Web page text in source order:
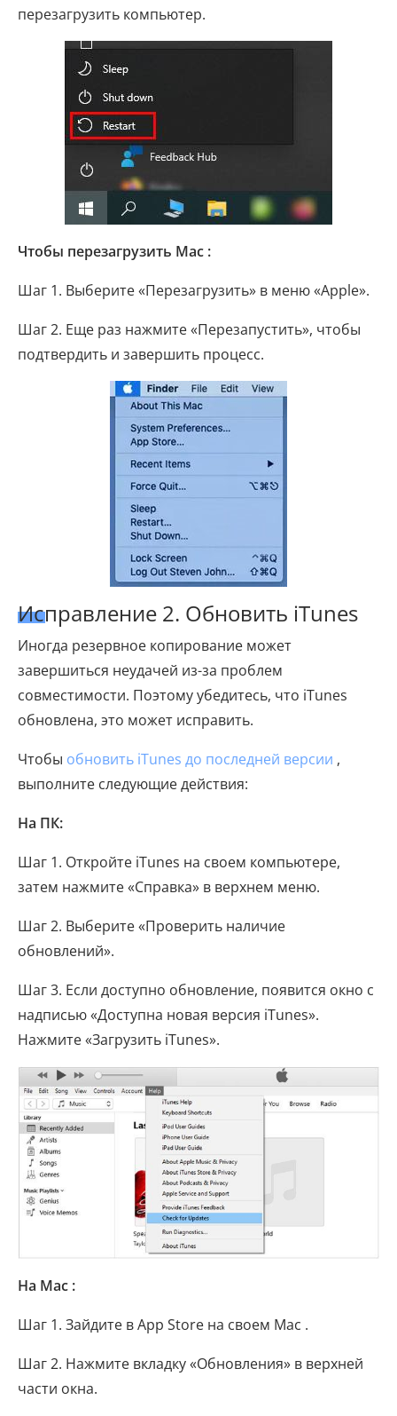
перезагрузить компьютер.
Чтобы перезагрузить Mac :
Шаг 1. Выберите «Перезагрузить» в меню «Apple».
Шаг 2. Еще раз нажмите «Перезапустить», чтобы
подтвердить и завершить процесс.
Исправление 2. Обновить iTunes
Иногда резервное копирование может
завершиться неудачей из-за проблем
совместимости. Поэтому убедитесь, что iTunes
обновлена, это может исправить.
Чтобы обновить iTunes до последней версии ,
выполните следующие действия:
На ПК:
Шаг 1. Откройте iTunes на своем компьютере,
затем нажмите «Справка» в верхнем меню.
Шаг 2. Выберите «Проверить наличие
обновлений».
Шаг 3. Если доступно обновление, появится окно с
надписью «Доступна новая версия iTunes».
Нажмите «Загрузить iTunes».
На Mac :
Шаг 1. Зайдите в App Store на своем Mac .
Шаг 2. Нажмите вкладку «Обновления» в верхней
части окна.